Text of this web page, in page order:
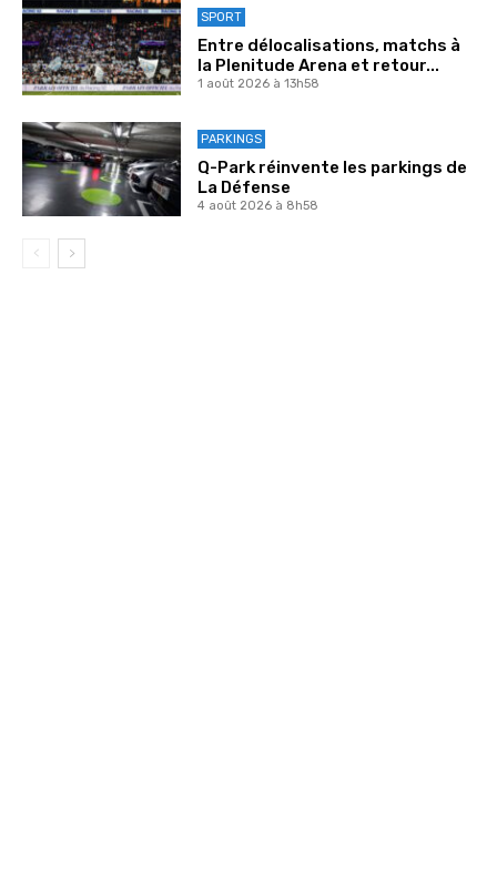
SPORT
Entre délocalisations, matchs à
la Plenitude Arena et retour...
1 août 2026 à 13h58
PARKINGS
Q-Park réinvente les parkings de
La Défense
4 août 2026 à 8h58